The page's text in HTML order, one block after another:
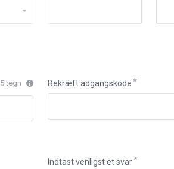
tegn Bekræft adgangskode
Indtast venligst et svar